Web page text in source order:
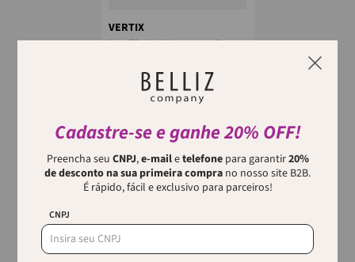
Cadastre-se e ganhe 20% OFF!
Preencha seu CNPJ,e-mailetelefonepara garantir20%
de desconto na sua primeira compra no nosso site B2B.
É rápido, fácil e exclusivo para parceiros!
CNPJ
VERTIX
Presilha De Curvatura C
A Presilha de Curvatura C Vertix
é indispensável para quem
deseja alcançar a curvatura
...
Quem viu, viu também